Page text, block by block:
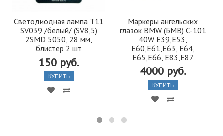
Светодиодная лампа T11
SV039 /белый/ (SV8,5)
2SMD 5050, 28 мм,
блистер 2 шт
150 руб.
КУПИТЬ
Маркеры ангельских
глазок BMW (БМВ) C-101
40W E39,E53,
E60,E61,E63, E64,
E65,E66, E83,E87
4000 руб.
КУПИТЬ